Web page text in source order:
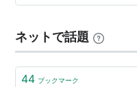
がいないと解約できな
結され、 これ以来、父
来なくなる。 ズルする
で、 安易にボケたとか
ネットで話題
44 ブックマーク